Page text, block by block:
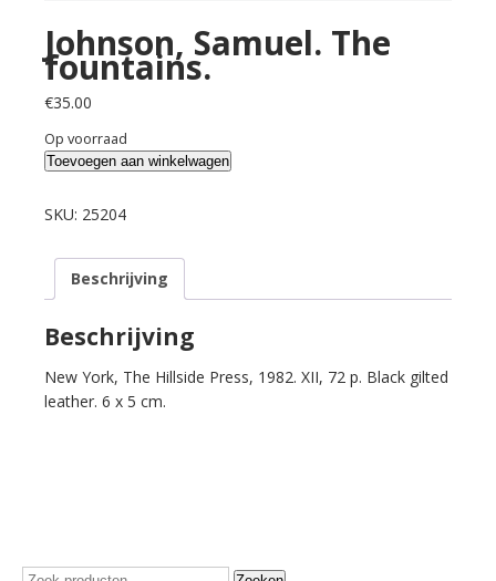
Johnson, Samuel. The
fountains.
€35.00
Op voorraad
Johnson,
The
aantal
Toevoegen aan winkelwagen
SKU: 25204
Beschrijving
Beschrijving
New York, The Hillside Press, 1982. XII, 72 p. Black gilted
leather. 6 x 5 cm.